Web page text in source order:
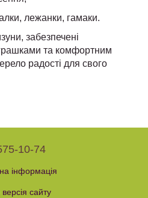
, лежанки, гамаки.
забезпечені
та комфортним
радості для свого
10-74
інформація
сайту